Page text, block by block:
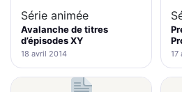
Série animée
Avalanche de titres
d’épisodes XY
18 avril 2014 17